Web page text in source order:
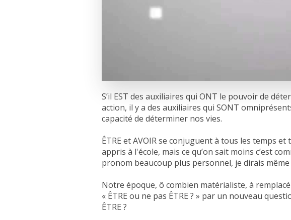
S’il EST des auxiliaires qui ONT le pouvoir de
action, il y a des auxiliaires qui SONT
capacité de déterminer nos vies.
ÊTRE et AVOIR se conjuguent à tous les temps et
appris à l'école, mais ce qu’on sait moins c’est
pronom beaucoup plus personnel, je dirais
Notre époque, ô combien matérialiste, à
« ÊTRE ou ne pas ÊTRE ? » par un nouveau
ÊTRE ?